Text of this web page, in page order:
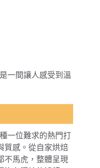
一間讓人感受到溫
一位難求的熱門打
質感。從自家烘焙
不馬虎，整體呈現